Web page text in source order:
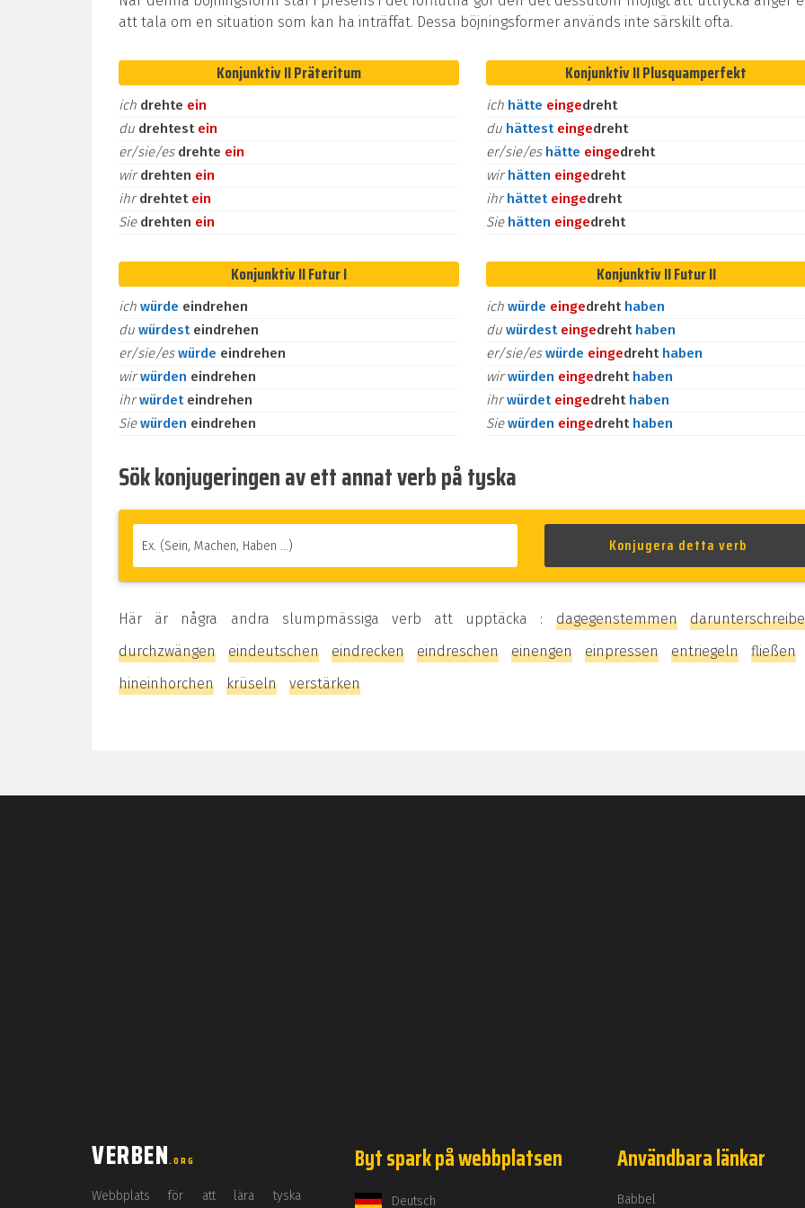
att tala om en situation som kan ha inträffat. Dessa böjningsformer används inte särskilt ofta.
Konjunktiv II Präteritum
ich drehte ein
du drehtest ein
er/sie/es drehte ein
wirdrehten ein
ihrdrehtet ein
Sie drehten ein
Konjunktiv II Plusquamperfekt
ich hätte eingedreht
du hättest eingedreht
er/sie/es hätte eingedreht
wirhätten eingedreht
ihrhättet eingedreht
Sie hätten eingedreht
Konjunktiv II Futur I
ich würde eindrehen
du würdest eindrehen
er/sie/eswürde eindrehen
wirwürden eindrehen
ihrwürdet eindrehen
Siewürden eindrehen
Konjunktiv II Futur II
ich würde eingedreht haben
du würdest eingedreht haben
er/sie/eswürde eingedreht haben
wirwürden eingedreht haben
ihrwürdet eingedreht haben
Siewürden eingedreht haben
Sök konjugeringen av ett annat verb på tyska
Här är några andra slumpmässiga verb att upptäcka : dagegenstemmen
durchzwängen
eindeutschen eindrecken eindreschen einengen einpressen entriegeln
fließen
hineinhorchen
krüseln verstärken
VERBEN.ORG
Webbplats för att lära tyska
Byt spark på webbplatsen
Deutsch
Användbara länkar
Babbel